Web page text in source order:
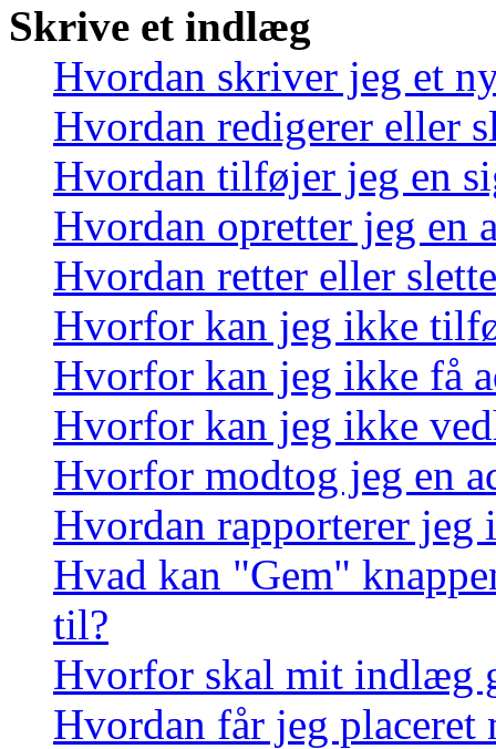
Skrive et indlæg
Hvordan skriver jeg et
Hvordan redigerer eller
Hvordan tilføjer jeg en
Hvordan opretter jeg en
Hvordan retter eller
Hvorfor kan jeg ikke
Hvorfor kan jeg ikke få
Hvorfor kan jeg ikke
Hvorfor modtog jeg en
Hvordan rapporterer
Hvad kan "Gem"
til?
Hvorfor skal mit indlæg
Hvordan får jeg placeret